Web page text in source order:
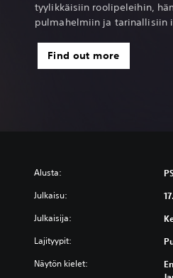
tyylikkäisiin roolipeleihin,
pulmahelmiin ja tarinallisiin
Find out more
Alusta:
Julkaisu:
Julkaisija:
Lajityypit:
Näytön kielet: